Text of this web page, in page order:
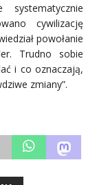
cywilizację
powołanie
Trudno sobie
i co oznaczają,
zmiany”.